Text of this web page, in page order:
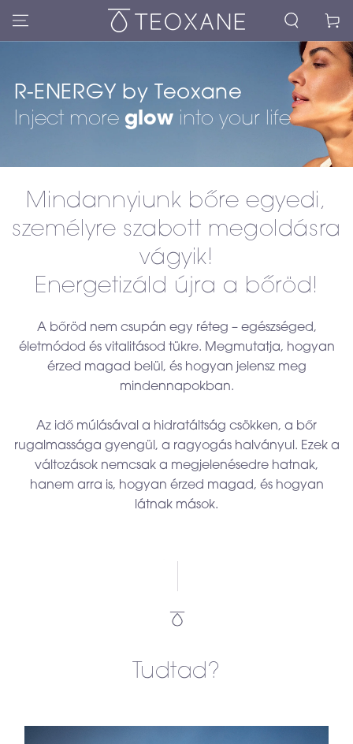
Kosár
R-ENERGY by Teoxane
Inject more glowinto your life
Mindannyiunk bőre egyedi,
személyre szabott megoldásra
vágyik!
Energetizáld újra a bőröd!
A bőröd nem csupán egy réteg – egészséged,
életmódod és vitalitásod tükre. Megmutatja, hogyan
érzed magad belül, és hogyan jelensz meg
mindennapokban.
Az idő múlásával a hidratáltság csökken, a bőr
rugalmassága gyengül, a ragyogás halványul. Ezek a
változások nemcsak a megjelenésedre hatnak,
hanem arra is, hogyan érzed magad, és hogyan
látnak mások.
Tudtad?